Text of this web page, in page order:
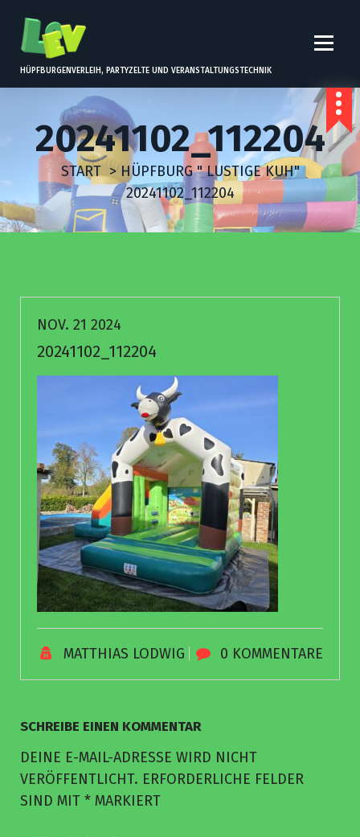
T
S
P
HÜPFBURGENVERLEIH, PARTYZELTE UND VERANSTALTUNGSTECHNIK
20241102_112204
START> HÜPFBURG " LUSTIGE KUH"
20241102_112204
NOV. 21 2024
20241102_112204
MATTHIAS LODWIG 0 KOMMENTARE
SCHREIBE EINEN KOMMENTAR
DEINE E-MAIL-ADRESSE WIRD NICHT
VERÖFFENTLICHT. ERFORDERLICHE FELDER
SIND MIT * MARKIERT